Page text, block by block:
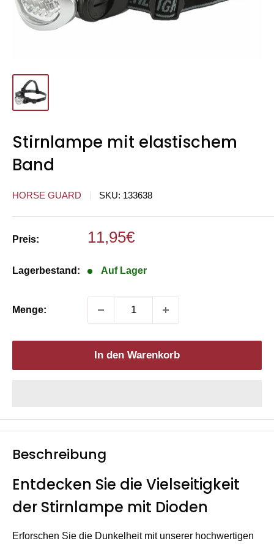
Stirnlampe mit elastischem
Band
HORSE GUARD SKU: 133638
Preis: Sonderpreis
11,95€
Lagerbestand: Auf Lager
Menge:
In den Warenkorb
Beschreibung
Entdecken Sie die Vielseitigkeit
der Stirnlampe mit Dioden
Erforschen Sie die Dunkelheit mit unserer hochwertigen